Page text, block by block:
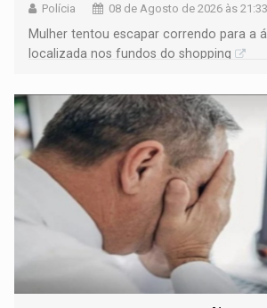
Polícia 08 de Agosto de 2026 às 21:33
Mulher tentou escapar correndo para a
localizada nos fundos do shopping